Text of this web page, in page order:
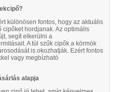
különösen fontos, hogy az aktuális
hordjanak. Az optimális
segít elkerülni a
A túl szűk cipők a körmök
is okozhatják. Ezért fontos
vagy megbízható
alapja